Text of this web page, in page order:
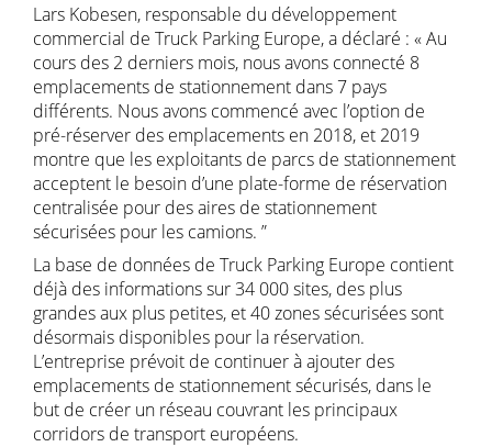
Lars Kobesen, responsable du développement
commercial de Truck Parking Europe, a déclaré : « Au
cours des 2 derniers mois, nous avons connecté 8
emplacements de stationnement dans 7 pays
différents. Nous avons commencé avec l’option de
pré-réserver des emplacements en 2018, et 2019
montre que les exploitants de parcs de stationnement
acceptent le besoin d’une plate-forme de réservation
centralisée pour des aires de stationnement
sécurisées pour les camions. ”
La base de données de Truck Parking Europe contient
déjà des informations sur 34 000 sites, des plus
grandes aux plus petites, et 40 zones sécurisées sont
désormais disponibles pour la réservation.
L’entreprise prévoit de continuer à ajouter des
emplacements de stationnement sécurisés, dans le
but de créer un réseau couvrant les principaux
corridors de transport européens.